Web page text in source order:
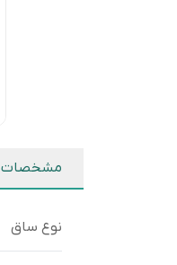
مشخصات
نوع ساق